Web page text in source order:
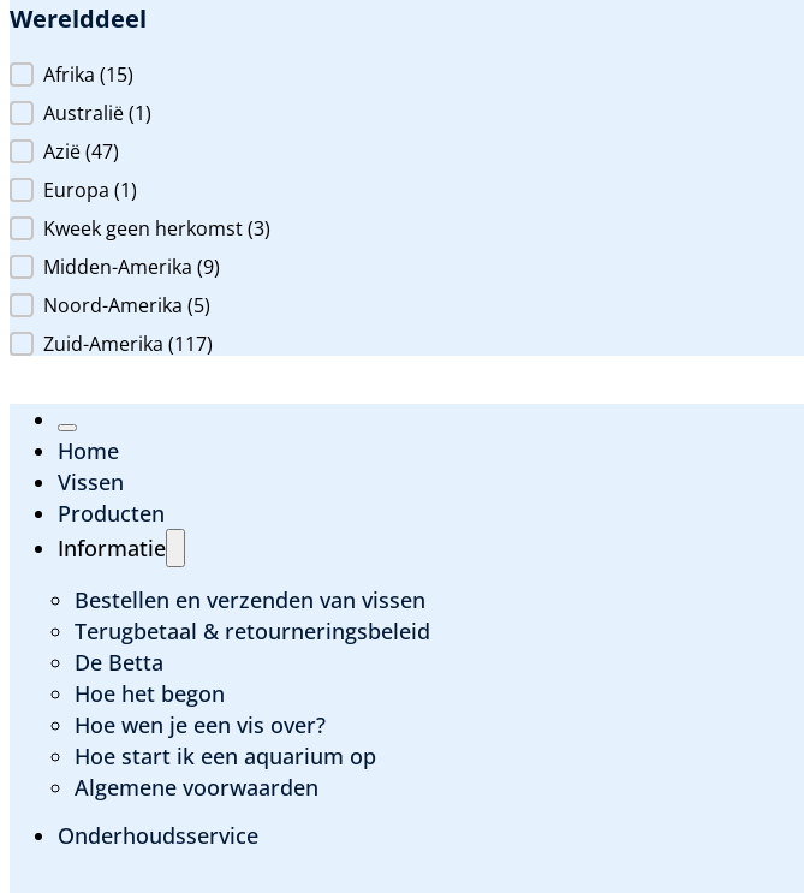
Werelddeel
Werelddeel
Afrika (15)
Australië(1)
Azië(47)
Europa (1)
Kweek geen herkomst(3)
Midden-Amerika (9)
Noord-Amerika (5)
Zuid-Amerika (117)
Home
Vissen
Producten
Informatie
Bestellen en verzenden van vissen
Terugbetaal & retourneringsbeleid
De Betta
Hoe het begon
Hoe wen je een vis over?
Hoe start ik een aquarium op
Algemene voorwaarden
Onderhoudsservice